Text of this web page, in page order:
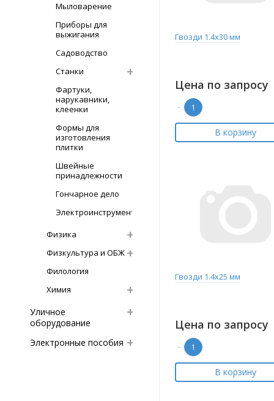
Мыловарение
Приборы для
выжигания
Садоводство
Станки
Фартуки,
нарукавники,
клеенки
Формы для
изготовления
плитки
Швейные
принадлежности
Гончарное дело
Электроинструмент
Физика
Физкультура и ОБЖ
Филология
Химия
Уличное
оборудование
Электронные пособия
Гвозди 1.4x30 мм
Цена по запросу
-
В корзину
Гвозди 1.4х25 мм
Цена по запросу
-
В корзину